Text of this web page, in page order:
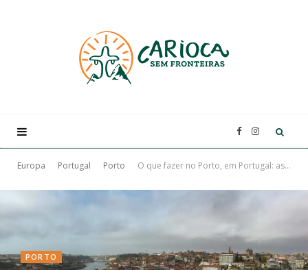
F
a
b
I
n
a
Europa Portugal Porto O que fazer no Porto, em Portugal: as melhores atrações para a sua viagem
PORTO